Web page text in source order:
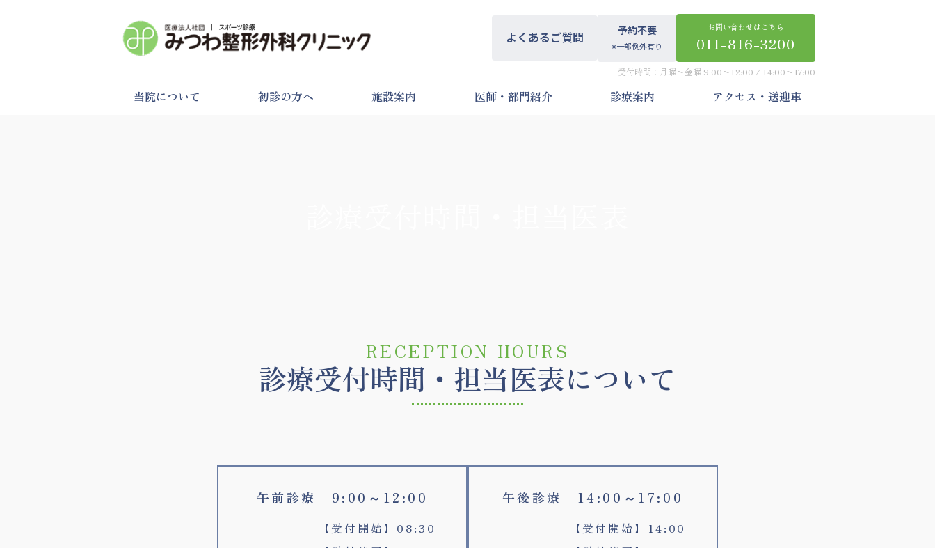
よくあるご質問
予約不要
※一部例外有り
お問い合わせはこちら
011-816-3200
受付時間：月曜〜金曜 9:00〜12:00 / 14:00〜17:00
当院について 初診の方へ 施設案内 医師・部門紹介 診療案内 アクセス・送迎車
RECEPTION HOURS
診療受付時間・ 担当医表について
午前診療 9:00～12:00
【受付開始】08:30
午後診療 14:00～17:00
【受付開始】14:00